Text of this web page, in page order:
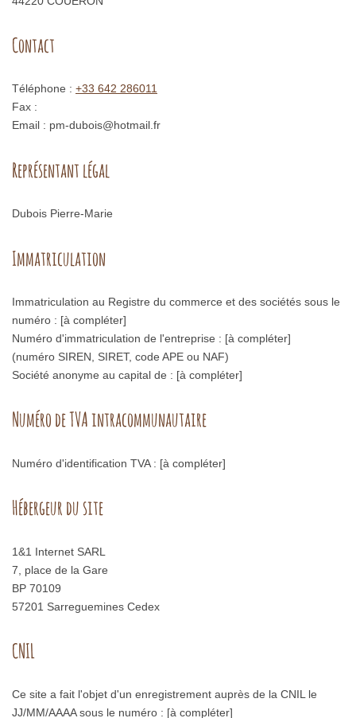
Contact
Téléphone : +33 642 286011
Fax :
Email : pm-dubois@hotmail.fr
Représentant légal
Dubois Pierre-Marie
Immatriculation
Immatriculation au Registre du commerce et des sociétés sous le
numéro : [à compléter]
Numéro d'immatriculation de l'entreprise : [à compléter]
(numéro SIREN, SIRET, code APE ou NAF)
Société anonyme au capital de : [à compléter]
Numéro de TVA intracommunautaire
Numéro d'identification TVA : [à compléter]
Hébergeur du site
1&1 Internet SARL
7, place de la Gare
BP 70109
57201 Sarreguemines Cedex
CNIL
Ce site a fait l'objet d'un enregistrement auprès de la CNIL le
JJ/MM/AAAA sous le numéro : [à compléter]